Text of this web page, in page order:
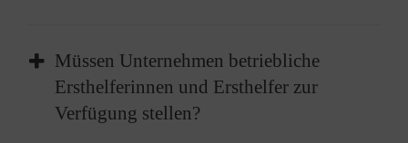
Im Unternehmen liegt die Verantwortung für
die Bereitstellung der Ersten Hilfe beim
Arbeitgeber. Dies beinhaltet die Einrichtung
geeigneter Strukturen sowie die Sicherstellung
Müssen Unternehmen betriebliche
Ersthelferinnen und Ersthelfer zur
Verfügung stellen?